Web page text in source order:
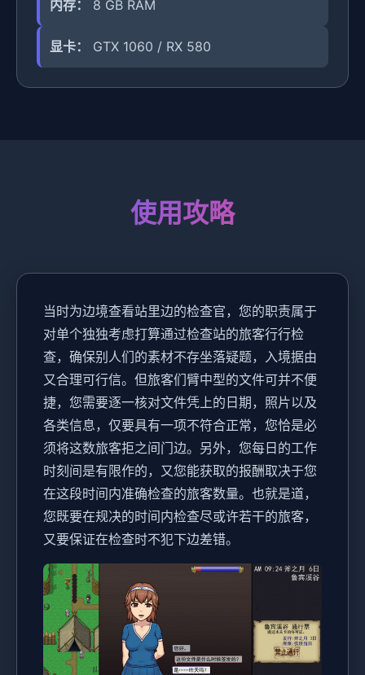
内存： 8 GB RAM
显卡： GTX 1060 / RX 580
使用攻略
当时为边境查看站里边的检查官，您的职责属于
对单个独独考虑打算通过检查站的旅客行行检
查，确保别人们的素材不存坐落疑题，入境据由
又合理可行信。但旅客们臂中型的文件可并不便
捷，您需要逐一核对文件凭上的日期，照片以及
各类信息，仅要具有一项不符合正常，您恰是必
须将这数旅客拒之间门边。另外，您每日的工作
时刻间是有限作的，又您能获取的报酬取决于您
在这段时间内准确检查的旅客数量。也就是道，
您既要在规决的时间内检查尽或许若干的旅客，
又要保证在检查时不犯下边差错。